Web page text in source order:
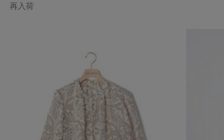
再入荷